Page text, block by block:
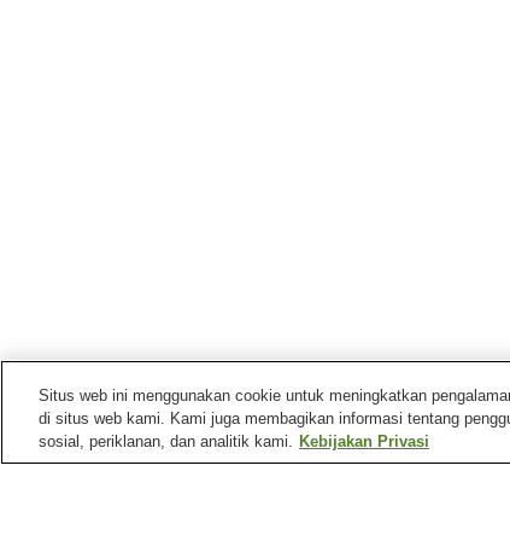
Kota Shimonita
Situs web ini menggunakan cookie untuk meningkatkan
di situs web kami. Kami juga membagikan informasi tentang
sosial, periklanan, dan analitik kami. Kebijakan Privasi